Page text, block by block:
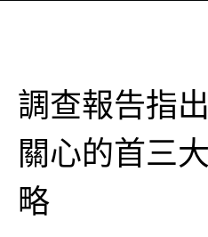
調查報告指
關心的首三
略